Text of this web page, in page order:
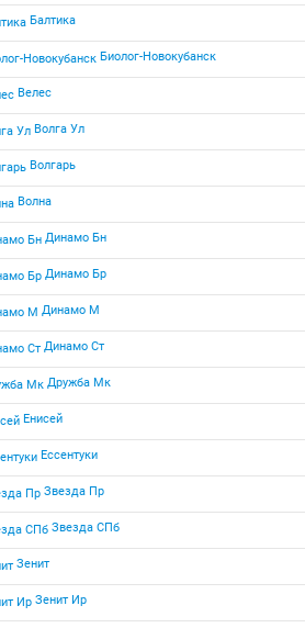
Балтика
Биолог-Новокубанск
Велес
Волга Ул
Волгарь
Волна
Динамо Бн
Динамо Бр
Динамо М
Динамо Ст
Дружба Мк
Енисей
Ессентуки
Звезда Пр
Звезда СПб
Зенит
Зенит Ир